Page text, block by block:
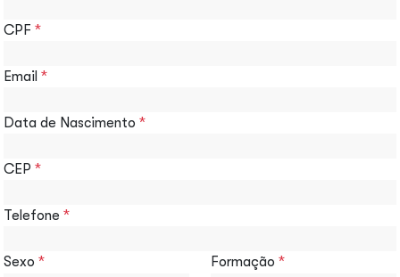
CPF *
Email *
Data de Nascimento *
CEP *
Telefone *
Sexo * Formação *